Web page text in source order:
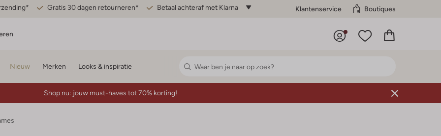
Gratis 30 dagen retourneren* Betaal achteraf met Klarna Klantenservice Boutiques
Nieuw Merken Looks & inspiratie
Shop nu: jouw must-haves tot 70% korting!